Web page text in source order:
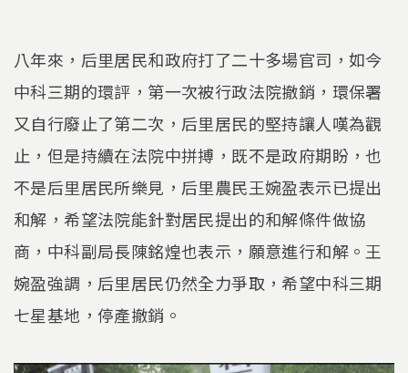
八年來，后里居民和政府打了二十多場官司，如今
中科三期的環評，第一次被行政法院撤銷，環保署
又自行廢止了第二次，后里居民的堅持讓人嘆為觀
止，但是持續在法院中拼搏，既不是政府期盼，也
不是后里居民所樂見，后里農民王婉盈表示已提出
和解，希望法院能針對居民提出的和解條件做協
商，中科副局長陳銘煌也表示，願意進行和解。王
婉盈強調，后里居民仍然全力爭取，希望中科三期
七星基地，停產撤銷。